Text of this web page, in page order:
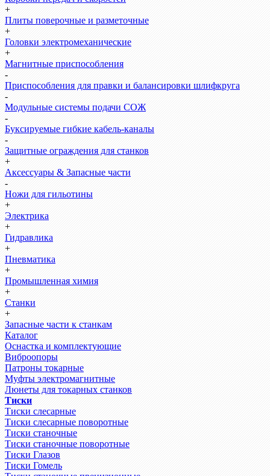
+
Плиты поверочные и разметочные
+
Головки электромеханические
+
Магнитные приспособления
-
Приспособления для правки и балансировки шлифкруга
-
Модульные системы подачи СОЖ
-
Буксируемые гибкие кабель-каналы
-
Защитные ограждения для станков
+
Аксессуары & Запасные части
-
Ножи для гильотины
+
Электрика
+
Гидравлика
+
Пневматика
+
Промышленная химия
+
Станки
+
Запасные части к станкам
Каталог
Оснастка и комплектующие
Виброопоры
Патроны токарные
Муфты электромагнитные
Люнеты для токарных станков
Тиски
Тиски слесарные
Тиски слесарные поворотные
Тиски станочные
Тиски станочные поворотные
Тиски Глазов
Тиски Гомель